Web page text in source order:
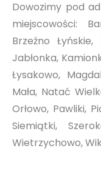
Dowozimy pod
miejscowości:
Brzeźno
Jabłonka,
Łysakowo,
Mała, Natać
Orłowo, Pawliki,
Siemiątki,
Wietrzychowo,